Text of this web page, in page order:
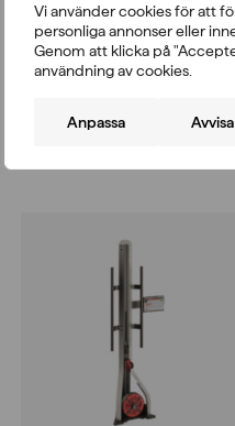
Vi använder cookies för att
personliga annonser eller
Genom att klicka på
användning av cookies.
Anpassa
Desmotec V.MINI Pro
23.760,00kr